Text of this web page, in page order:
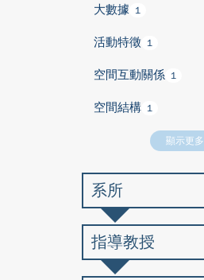
大數據 1
活動特徵 1
空間互動關係 1
空間結構 1
顯示更多
系所
指導教授